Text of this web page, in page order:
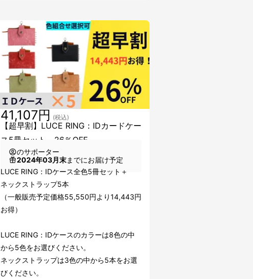
【超早割】LUCE RING：IDカードケー
ス5冊セット 26％OFF
41,107円 (税込)
のサポーター
2024年03月末までにお届け予定
LUCE RING：IDケース全色5冊セット＋
ネックストラップ5本
（一般販売予定価格55,550円より14,443円
お得）
LUCE RING：IDケースのカラーは8色の中
から5色をお選びください。
ネックストラップは3色の中から5本をお選
びください。